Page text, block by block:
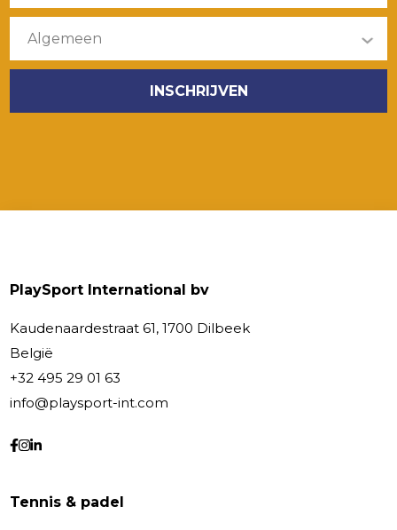
PlaySport International bv
Kaudenaardestraat 61, 1700 Dilbeek
België
+32 495 29 01 63
info@playsport-int.com
Tennis & padel